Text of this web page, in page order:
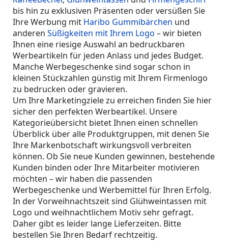
bis hin zu exklusiven Präsenten oder versüßen Sie
Ihre Werbung mit Haribo Gummibärchen und
anderen Süßigkeiten mit Ihrem Logo – wir bieten
Ihnen eine riesige Auswahl an bedruckbaren
Werbeartikeln für jeden Anlass und jedes Budget.
Manche Werbegeschenke sind sogar schon in
kleinen Stückzahlen günstig mit Ihrem Firmenlogo
zu bedrucken oder gravieren.
Um Ihre Marketingziele zu erreichen finden Sie hier
sicher den perfekten Werbeartikel. Unsere
Kategorieübersicht bietet Ihnen einen schnellen
Überblick über alle Produktgruppen, mit denen Sie
Ihre Markenbotschaft wirkungsvoll verbreiten
können. Ob Sie neue Kunden gewinnen, bestehende
Kunden binden oder Ihre Mitarbeiter motivieren
möchten – wir haben die passenden
Werbegeschenke und Werbemittel für Ihren Erfolg.
In der Vorweihnachtszeit sind Glühweintassen mit
Logo und weihnachtlichem Motiv sehr gefragt.
Daher gibt es leider lange Lieferzeiten. Bitte
bestellen Sie Ihren Bedarf rechtzeitig.